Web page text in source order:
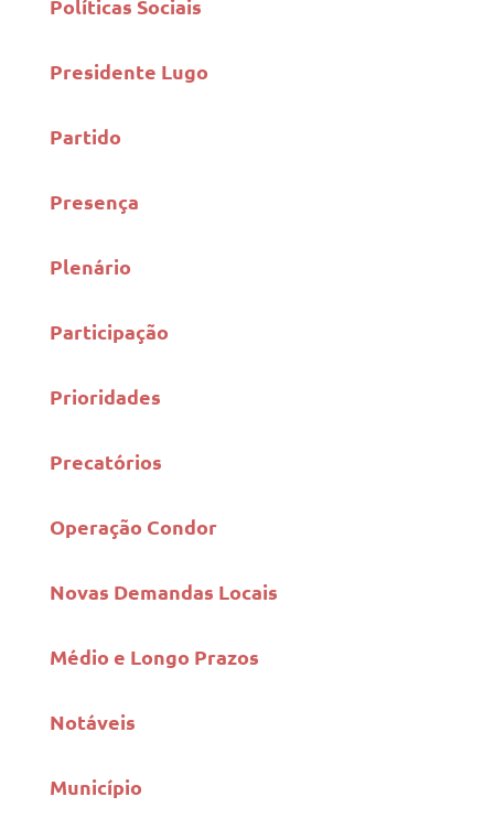
Políticas Sociais
Presidente Lugo
Partido
Presença
Plenário
Participação
Prioridades
Precatórios
Operação Condor
Novas Demandas Locais
Médio e Longo Prazos
Notáveis
Município